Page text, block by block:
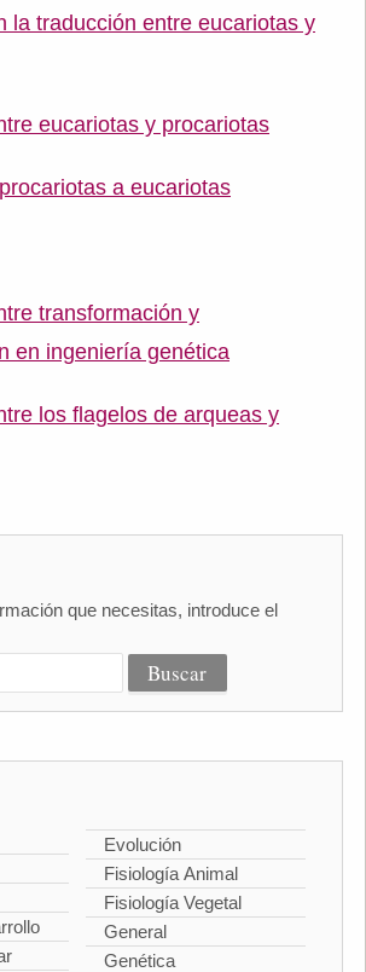
la traducción entre eucariotas y
eucariotas y procariotas
a eucariotas
transformación y
en ingeniería genética
los flagelos de arqueas y
que necesitas, introduce el
Evolución
Fisiología Animal
Fisiología Vegetal
General
Genética